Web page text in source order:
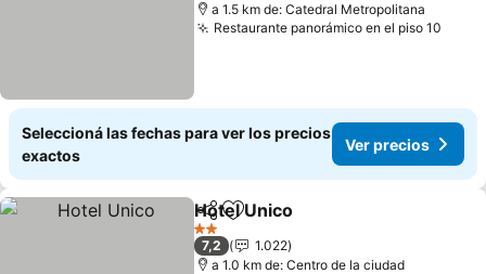
a 1.5 km de: Catedral Metropolitana
Restaurante panorámico en el piso 10
Seleccioná las fechas para ver los precios
exactos
Ver precios
CompartirAñadir a favoritos
Hotel Unico
2 Estrellas
7,2
1.022
a 1.0 km de: Centro de la ciudad